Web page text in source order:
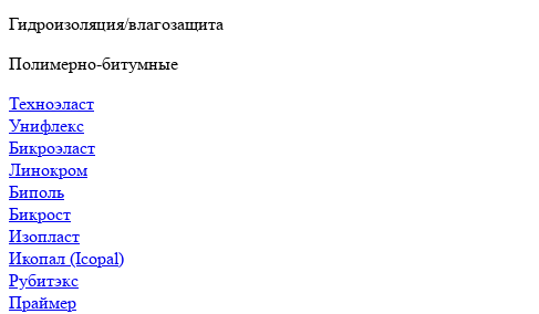
Гидроизоляция/влагозащита
Полимерно-битумные
Техноэласт
Унифлекс
Бикроэласт
Линокром
Биполь
Бикрост
Изопласт
Икопал (Icopal)
Рубитэкс
Праймер